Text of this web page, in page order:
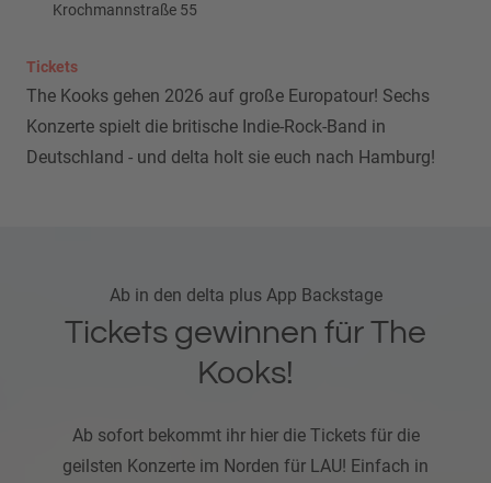
Krochmannstraße 55
Tickets
The Kooks gehen 2026 auf große Europatour! Sechs
Konzerte spielt die britische Indie-Rock-Band in
Deutschland - und delta holt sie euch nach Hamburg!
Ab in den delta plus App Backstage
Tickets gewinnen für The
Kooks!
Ab sofort bekommt ihr hier die Tickets für die
geilsten Konzerte im Norden für LAU! Einfach in